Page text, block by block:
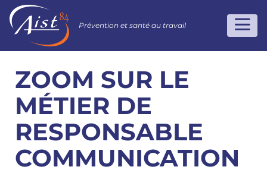
Prévention et santé au travail
ZOOM SUR LE
MÉTIER DE
RESPONSABLE
COMMUNICATION